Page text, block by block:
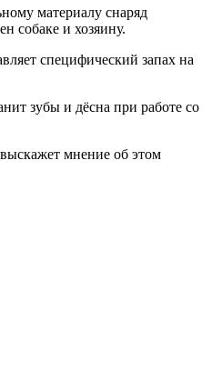
материалу снаряд
собаке и хозяину.
специфический запах на
зубы и дёсна при работе со
мнение об этом